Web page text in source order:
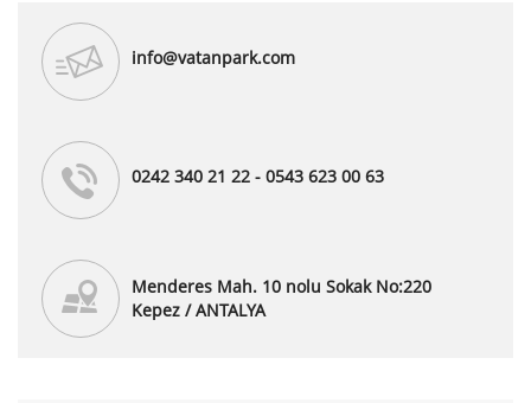
info@vatanpark.com
0242 340 21 22 - 0543 623 00 63
Menderes Mah. 10 nolu Sokak No:220
Kepez / ANTALYA